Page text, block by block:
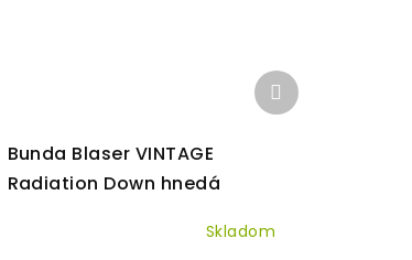
Bunda Blaser VINTAGE
Radiation Down hnedá
Skladom
Ďalší
produkt